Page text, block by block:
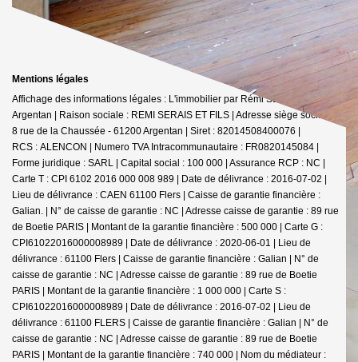
Mentions légales
Affichage des informations légales : L'immobilier par Rémi SERAIS -
Argentan | Raison sociale : REMI SERAIS ET FILS | Adresse siège social : 6-
8 rue de la Chaussée - 61200 Argentan | Siret : 82014508400076 |
RCS : ALENCON | Numero TVA Intracommunautaire : FR0820145084 |
Forme juridique : SARL | Capital social : 100 000 | Assurance RCP : NC |
Carte T : CPI 6102 2016 000 008 989 | Date de délivrance : 2016-07-02 |
Lieu de délivrance : CAEN 61100 Flers | Caisse de garantie financière :
Galian. | N° de caisse de garantie : NC | Adresse caisse de garantie : 89 rue
de Boetie PARIS | Montant de la garantie financière : 500 000 | Carte G :
CPI61022016000008989 | Date de délivrance : 2020-06-01 | Lieu de
délivrance : 61100 Flers | Caisse de garantie financière : Galian | N° de
caisse de garantie : NC | Adresse caisse de garantie : 89 rue de Boetie
PARIS | Montant de la garantie financière : 1 000 000 | Carte S :
CPI61022016000008989 | Date de délivrance : 2016-07-02 | Lieu de
délivrance : 61100 FLERS | Caisse de garantie financière : Galian | N° de
caisse de garantie : NC | Adresse caisse de garantie : 89 rue de Boetie
PARIS | Montant de la garantie financière : 740 000 | Nom du médiateur :